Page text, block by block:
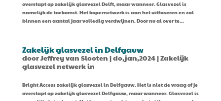
overstapt op zakelijk glasvezel Delft, maar wanneer. Glasvezel is
namelijk de toekomst. Het kopernetwerk is aan het uitfaseren en zal
binnen een aantal jaar volledig verdwijnen. Door nu al over te...
Zakelijk glasvezel in Delfgauw
doorJeffrey van Slooten |do,jan,2024|Zakelijk
glasvezel netwerk in
Bright Access zakelijk glasvezel in Delfgauw. Het is niet de vraag of je
overstapt op zakelijk glasvezel Delfgauw, maar wanneer. Glasvezel is